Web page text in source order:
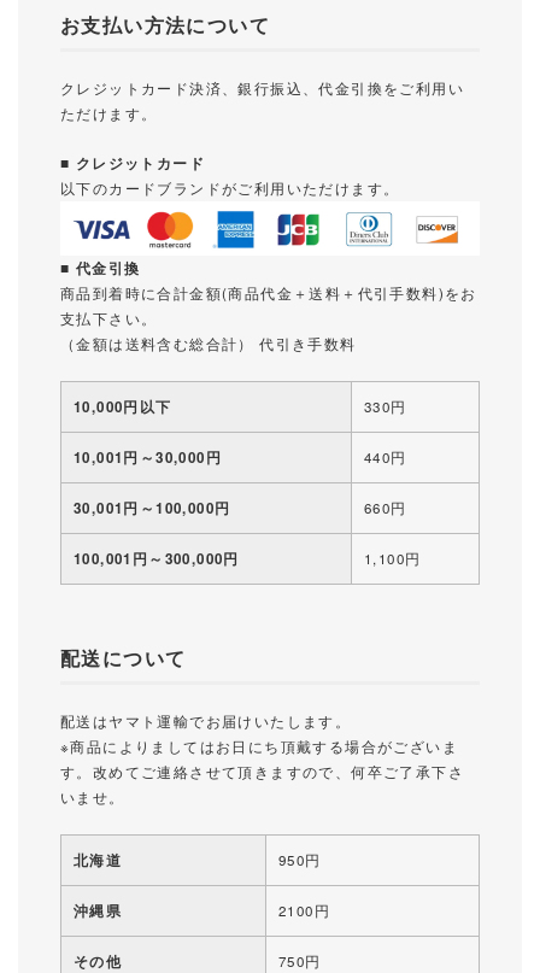
お支払い方法について
クレジットカード決済、銀行振込、代金引換をご利用い
ただけます。
■ クレジットカード
以下のカードブランドがご利用いただけます。
■ 代金引換
商品到着時に合計金額(商品代金＋送料＋代引手数料)をお
支払下さい。
（金額は送料含む総合計） 代引き手数料
10,000円以下 330円
10,001円～30,000円 440円
30,001円～100,000円 660円
100,001円～300,000円 1,100円
配送について
配送はヤマト運輸でお届けいたします。
※商品によりましてはお日にち頂戴する場合がございま
す。改めてご連絡させて頂きますので、何卒ご了承下さ
いませ。
北海道 950円
沖縄県 2100円
その他 750円